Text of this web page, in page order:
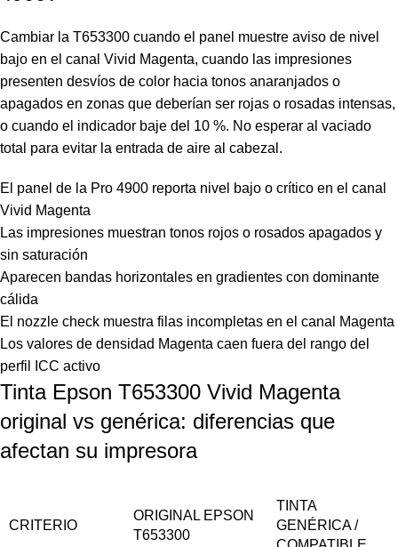
Cambiar la T653300 cuando el panel muestre aviso de nivel
bajo en el canal Vivid Magenta, cuando las impresiones
presenten desvíos de color hacia tonos anaranjados o
apagados en zonas que deberían ser rojas o rosadas intensas,
o cuando el indicador baje del 10 %. No esperar al vaciado
total para evitar la entrada de aire al cabezal.
El panel de la Pro 4900 reporta nivel bajo o crítico en el canal
Vivid Magenta
Las impresiones muestran tonos rojos o rosados apagados y
sin saturación
Aparecen bandas horizontales en gradientes con dominante
cálida
El nozzle check muestra filas incompletas en el canal Magenta
Los valores de densidad Magenta caen fuera del rango del
perfil ICC activo
Tinta Epson T653300 Vivid Magenta
original vs genérica: diferencias que
afectan su impresora
CRITERIO
ORIGINAL EPSON
T653300
TINTA
GENÉRICA /